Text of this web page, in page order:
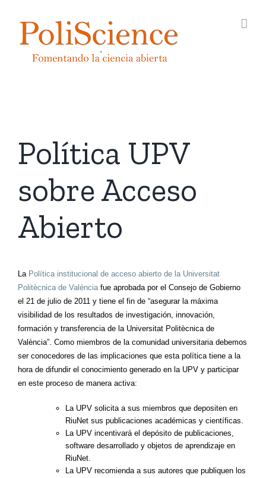
contenido
Política UPV
sobre Acceso
Abierto
La Política institucional de acceso abierto de la Universitat
Politècnica de Valènciafue aprobada por el Consejo de Gobierno
el 21 de julio de 2011 y tiene el fin de “asegurar la máxima
visibilidad de los resultados de investigación, innovación,
formación y transferencia de la Universitat Politècnica de
València”. Como miembros de la comunidad universitaria debemos
ser conocedores de las implicaciones que esta política tiene a la
hora de difundir el conocimiento generado en la UPV y participar
en este proceso de manera activa:
La UPV solicita a sus miembros que depositen en
RiuNet sus publicaciones académicas y científicas.
La UPV incentivará el depósito de publicaciones,
software desarrollado y objetos de aprendizaje en
RiuNet.
La UPV recomienda a sus autores que publiquen los